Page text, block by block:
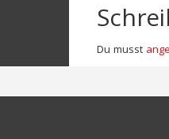
Du musst